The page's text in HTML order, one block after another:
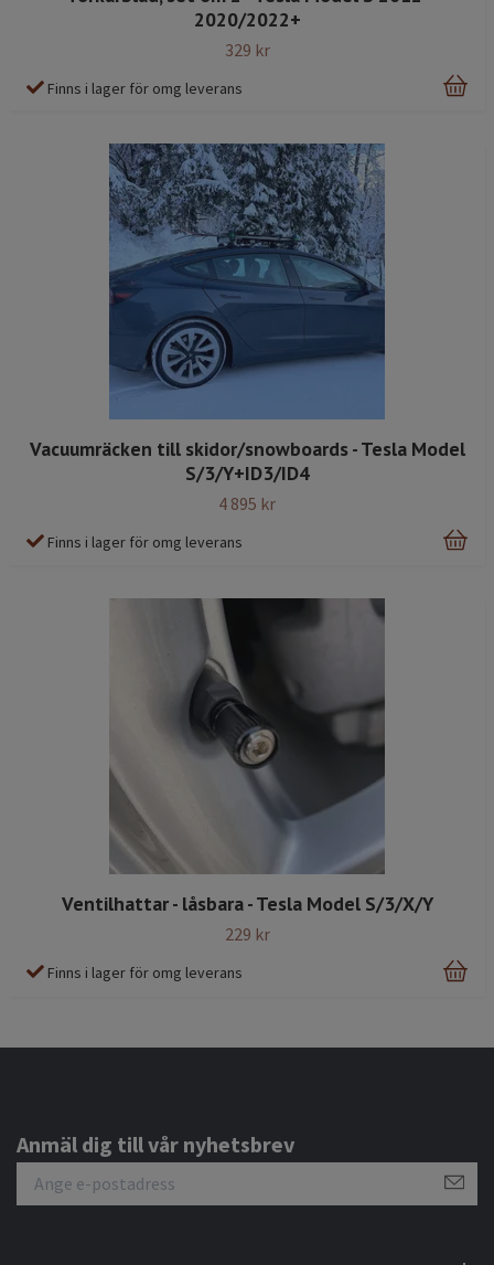
2020/2022+
329 kr
Finns i lager för omg leverans
Vacuumräcken till skidor/snowboards - Tesla Model
S/3/Y+ID3/ID4
4 895 kr
Finns i lager för omg leverans
Ventilhattar - låsbara - Tesla Model S/3/X/Y
229 kr
Finns i lager för omg leverans
Anmäl dig till vår nyhetsbrev